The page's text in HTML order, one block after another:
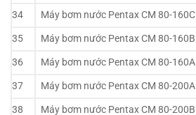
34
Máy bơm nước Pentax CM 80-160C
35
Máy bơm nước Pentax CM 80-160B
36
Máy bơm nước Pentax CM 80-160A
37
Máy bơm nước Pentax CM 80-200A
38
Máy bơm nước Pentax CM 80-200B